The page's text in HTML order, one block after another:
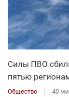
Силы ПВО
пятью
Общество 40